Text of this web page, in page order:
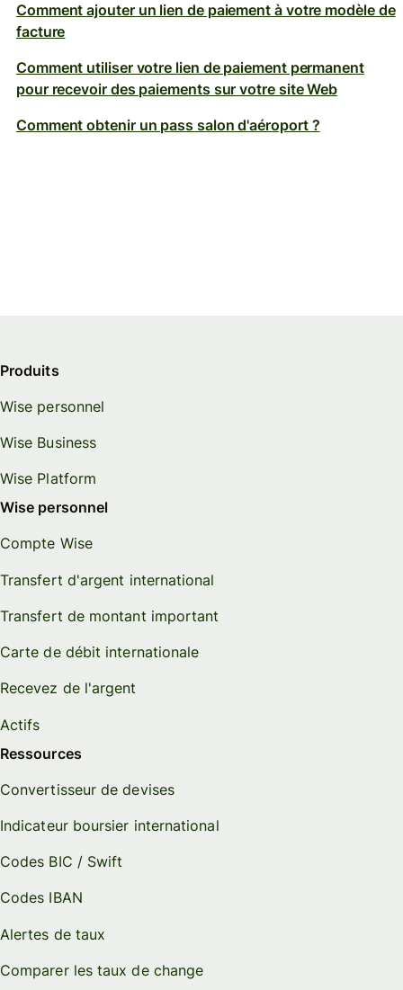
Comment ajouter un lien de paiement à votre modèle de
facture
Comment utiliser votre lien de paiement permanent
pour recevoir des paiements sur votre site Web
Comment obtenir un pass salon d'aéroport ?
Produits
Wise personnel
Wise Business
Wise Platform
Wise personnel
Compte Wise
Transfert d'argent international
Transfert de montant important
Carte de débit internationale
Recevez de l'argent
Actifs
Ressources
Convertisseur de devises
Indicateur boursier international
Codes BIC / Swift
Codes IBAN
Alertes de taux
Comparer les taux de change